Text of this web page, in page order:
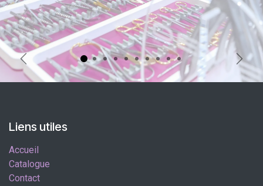
Précédent
Liens utiles
Accueil
Catalogue
Contact